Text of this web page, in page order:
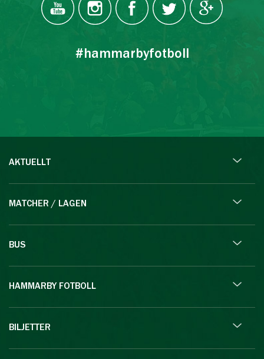
#hammarbyfotboll
AKTUELLT
MATCHER / LAGEN
BUS
HAMMARBY FOTBOLL
BILJETTER